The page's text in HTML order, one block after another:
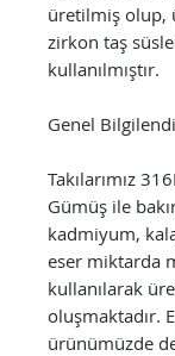
üretilmiş olup,
zirkon taş
kullanılmıştır.
Genel
Takılarımız
Gümüş ile
kadmiyum,
eser miktarda
kullanılarak
oluşmaktadır.
ürünümüzde